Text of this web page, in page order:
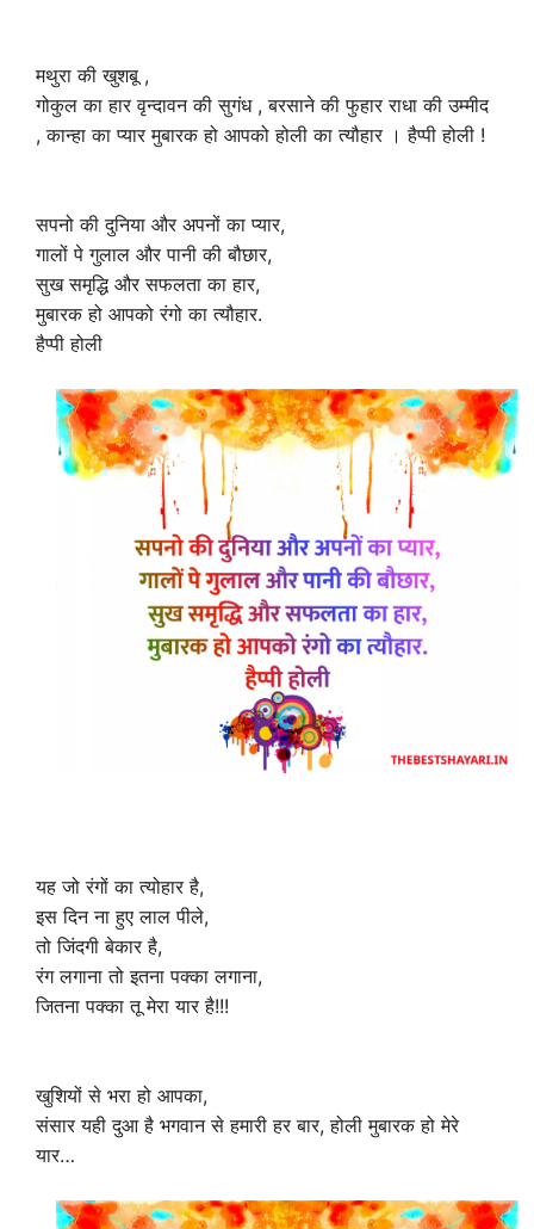
मथुरा की खुशबू ,
गोकुल का हार वृन्दावन की सुगंध , बरसाने की फुहार राधा की उम्मीद
, कान्हा का प्यार मुबारक हो आपको होली का त्यौहार । हैप्पी होली !
सपनो की दुनिया और अपनों का प्यार,
गालों पे गुलाल और पानी की बौछार,
सुख समृद्धि और सफलता का हार,
मुबारक हो आपको रंगो का त्यौहार.
हैप्पी होली
यह जो रंगों का त्योहार है,
इस दिन ना हुए लाल पीले,
तो जिंदगी बेकार है,
रंग लगाना तो इतना पक्का लगाना,
जितना पक्का तू मेरा यार है!!!
खुशियों से भरा हो आपका,
संसार यही दुआ है भगवान से हमारी हर बार, होली मुबारक हो मेरे
यार…